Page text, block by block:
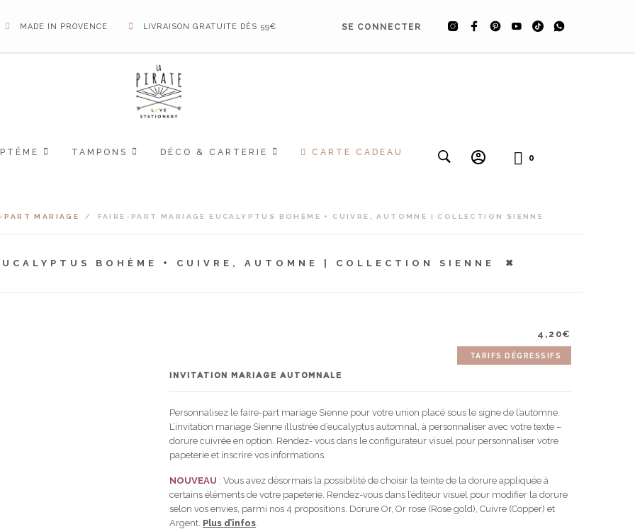
MADE IN PROVENCE LIVRAISON GRATUITE DÈS 59€ SE CONNECTER
TAMPONS DÉCO & CARTERIE CARTE CADEAU
0
PART MARIAGE / FAIRE-PART MARIAGE EUCALYPTUS BOHÈME + CUIVRE, AUTOMNE | COLLECTION SIENNE
BOHÈME + CUIVRE, AUTOMNE | COLLECTION SIENNE
4,20€
TARIFS DÉGRESSIFS
INVITATION MARIAGE AUTOMNALE
Personnalisez le faire-part mariage Sienne pour votre union placé sous le signe de l’automne.
L’invitation mariage Sienne illustrée d’eucalyptus automnal, à personnaliser avec votre texte –
dorure cuivrée en option. Rendez- vous dans le configurateur visuel pour personnaliser votre
papeterie et inscrire vos informations.
NOUVEAU : Vous avez désormais la possibilité de choisir la teinte de la dorure appliquée à
certains éléments de votre papeterie. Rendez-vous dans l’éditeur visuel pour modifier la dorure
selon vos envies, parmi nos 4 propositions. Dorure Or, Or rose (Rose gold), Cuivre (Copper) et
Argent. Plus d’infos